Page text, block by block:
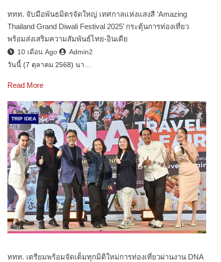
ททท. จับมือพันธมิตรจัดใหญ่ เทศกาลแห่งแสงสี ‘Amazing
Thailand Grand Diwali Festival 2025’ กระตุ้นการท่องเที่ยว
พร้อมส่งเสริมความสัมพันธ์ไทย-อินเดีย
10 เดือน Ago
Admin2
วันนี้ (7 ตุลาคม 2568) นา…
Read More
TRIP IDEA
ททท. เตรียมพร้อมจัดเต็มทุกมิติใหม่การท่องเที่ยวผ่านงาน DNA